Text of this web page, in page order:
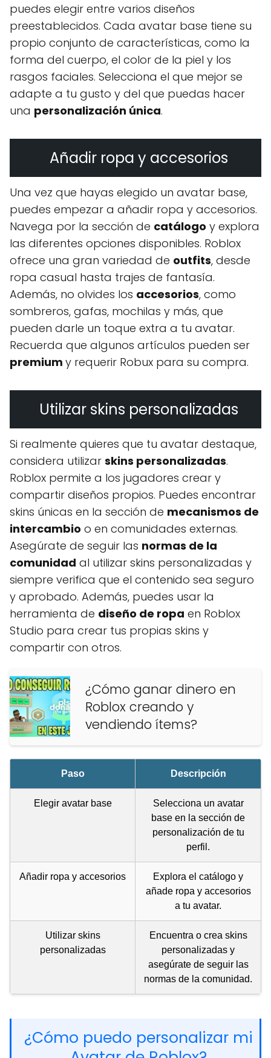
puedes elegir entre varios diseños
preestablecidos. Cada avatar base tiene su
propio conjunto de características, como la
forma del cuerpo, el color de la piel y los
rasgos faciales. Selecciona el que mejor se
adapte a tu gusto y del que puedas hacer
una personalización única.
Añadir ropa y accesorios
Una vez que hayas elegido un avatar base,
puedes empezar a añadir ropa y accesorios.
Navega por la sección de catálogo y explora
las diferentes opciones disponibles. Roblox
ofrece una gran variedad de outfits, desde
ropa casual hasta trajes de fantasía.
Además, no olvides los accesorios, como
sombreros, gafas, mochilas y más, que
pueden darle un toque extra a tu avatar.
Recuerda que algunos artículos pueden ser
premium y requerir Robux para su compra.
Utilizar skins personalizadas
Si realmente quieres que tu avatar destaque,
considera utilizar skins personalizadas.
Roblox permite a los jugadores crear y
compartir diseños propios. Puedes encontrar
skins únicas en la sección de mecanismos de
intercambio o en comunidades externas.
Asegúrate de seguir las normas de la
comunidad al utilizar skins personalizadas y
siempre verifica que el contenido sea seguro
y aprobado. Además, puedes usar la
herramienta de diseño de ropa en Roblox
Studio para crear tus propias skins y
compartir con otros.
¿Cómo ganar dinero en
Roblox creando y
vendiendo ítems?
Paso Descripción
Elegir avatar base
Selecciona un avatar
base en la sección de
personalización de tu
perfil.
Añadir ropa y accesorios
Explora el catálogo y
añade ropa y accesorios
a tu avatar.
Utilizar skins
personalizadas
Encuentra o crea skins
personalizadas y
asegúrate de seguir las
normas de la comunidad.
¿Cómo puedo personalizar mi